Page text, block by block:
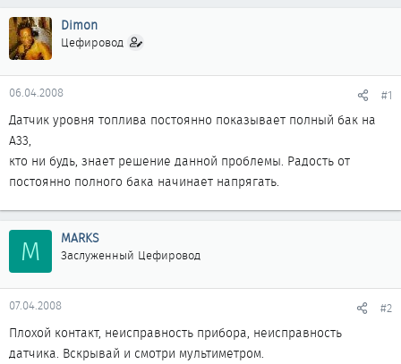
р
т
е
м
ы
н
а
а
Dimon
Цефировод
06.04.2008 #1
Датчик уровня топлива постоянно показывает полный бак на
А33,
кто ни будь, знает решение данной проблемы. Радость от
постоянно полного бака начинает напрягать.
M MARKS
Заслуженный Цефировод
07.04.2008 #2
Плохой контакт, неисправность прибора, неисправность
датчика. Вскрывай и смотри мультиметром.